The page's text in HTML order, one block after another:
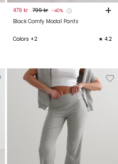
Black Comfy Modal Pants
479 kr 799 kr -40% +
Colors +2 ★ 4.2
Toevoegen
Verwijderen
van
verlanglijstje